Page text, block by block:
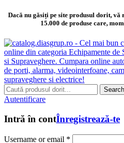
Dacă nu găsiți pe site produsul dorit, vă
15.000 de produse care,
Search
Autentificare
Intră în contÎnregistrează-te
Username or email *